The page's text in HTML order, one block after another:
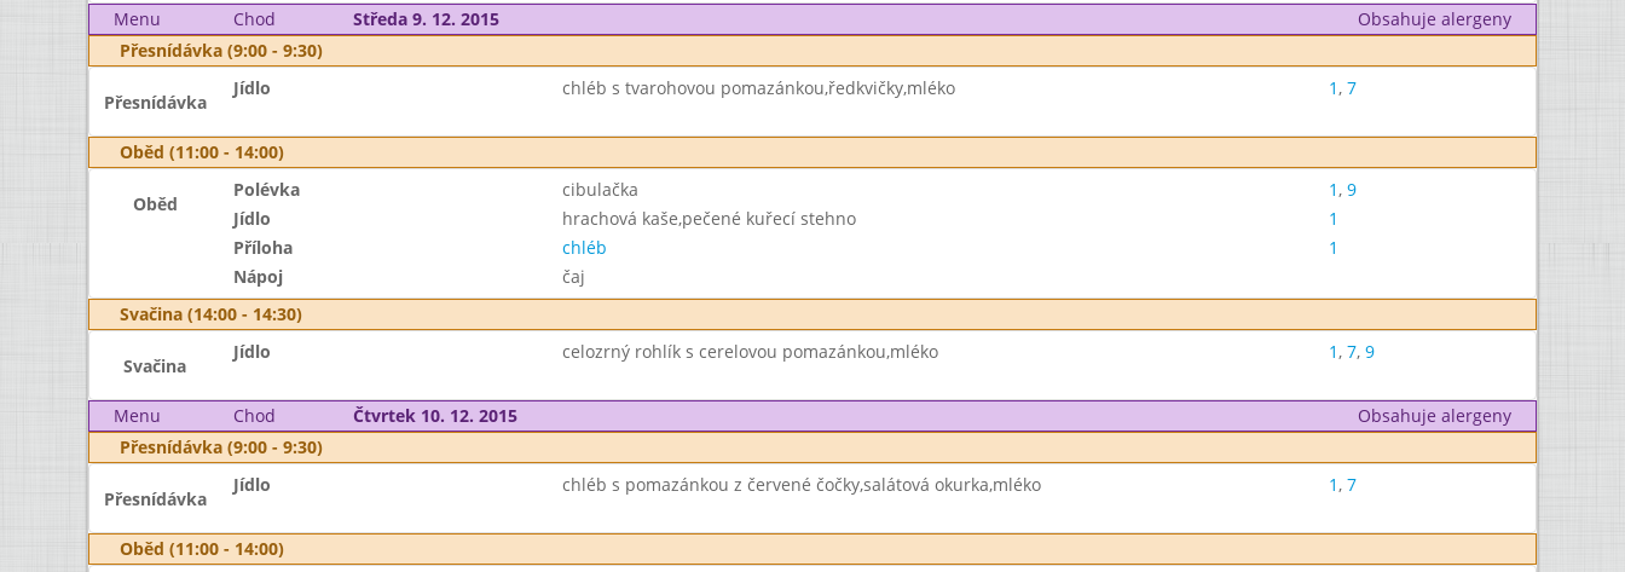
Menu Chod Středa 9. 12. 2015
Obsahuje alergeny
Přesnídávka (9:00 - 9:30)
Přesnídávka
Jídlo chléb s tvarohovou pomazánkou,ředkvičky,mléko 1, 7
Oběd (11:00 - 14:00)
Oběd
Polévka cibulačka 1, 9
Jídlo
hrachová kaše,pečené kuřecí stehno
1
Příloha
chléb
1
Nápoj
čaj
Svačina (14:00 - 14:30)
Svačina
Jídlo celozrný rohlík s cerelovou pomazánkou,mléko 1, 7, 9
Menu Chod Čtvrtek 10. 12. 2015
Obsahuje alergeny
Přesnídávka (9:00 - 9:30)
Přesnídávka
Jídlo chléb s pomazánkou z červené čočky,salátová okurka,mléko 1, 7
Oběd (11:00 - 14:00)